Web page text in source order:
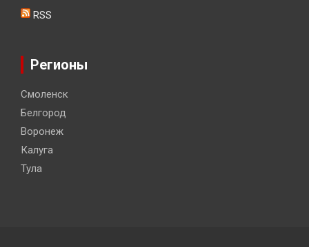
RSS
Регионы
Смоленск
Белгород
Воронеж
Калуга
Тула